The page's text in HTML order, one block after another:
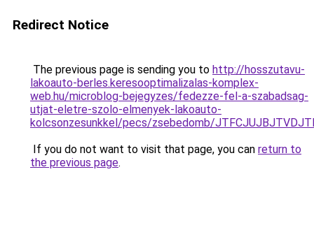
Redirect Notice
The previous page is sending you to http://hosszutavu-
lakoauto-berles.keresooptimalizalas-komplex-
web.hu/microblog-bejegyzes/fedezze-fel-a-szabadsag-
utjat-eletre-szolo-elmenyek-lakoauto-
kolcsonzesunkkel/pecs/zsebedomb/
If you do not want to visit that page, you can return to
the previous page.